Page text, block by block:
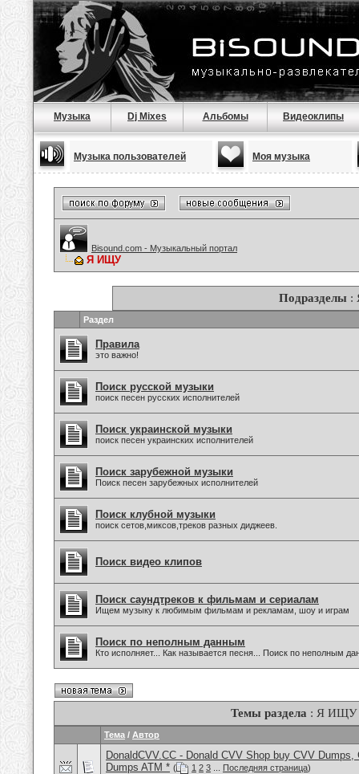
Музыка Dj Mixes Альбомы Видеоклипы
Музыка пользователей Моя музыка
Bisound.com - Музыкальный портал
Я ИЩУ
Подразделы:
Раздел
Правила
это важно!
Поиск русской музыки
поиск песен русских исполнителей
Поиск украинской музыки
поиск песен украинских исполнителей
Поиск зарубежной музыки
Поиск песен зарубежных исполнителей
Поиск клубной музыки
поиск сетов,миксов,треков разных диджеев.
Поиск видео клипов
Поиск саундтреков к фильмам и сериалам
Ищем музыку к любимым фильмам и рекламам, шоу и играм
Поиск по неполным данным
Кто исполняет... Как называется песня... Поиск по неполным
Темы раздела : Я ИЩУ
Тема / Автор
DonaldCVV.CC - Donald CVV Shop buy CVV
Dumps ATM * ( 1 2 3 Последняя страница)